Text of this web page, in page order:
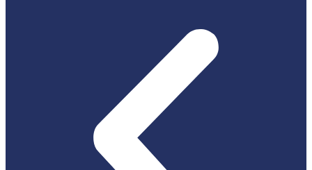
Dział Edukacji Filmowej
Dział Promocji
Dział Finansowo-Kadrowy
Dział Organizacyjno-Administracyjny